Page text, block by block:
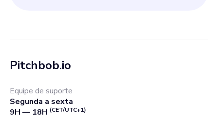
Pitchbob.io
Equipe de suporte
Segunda a sexta
9H — 18H (CET/UTC+1)